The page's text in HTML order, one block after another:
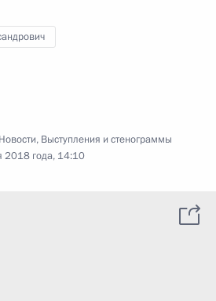
Новости, Выступления и стенограммы
2018 года, 14:10